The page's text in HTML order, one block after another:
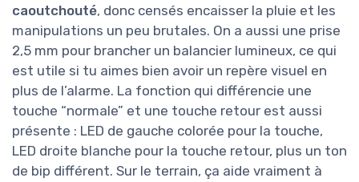
caoutchouté, donc censés encaisser la pluie et les
manipulations un peu brutales. On a aussi une prise
2,5 mm pour brancher un balancier lumineux, ce qui
est utile si tu aimes bien avoir un repère visuel en
plus de l’alarme. La fonction qui différencie une
touche “normale” et une touche retour est aussi
présente : LED de gauche colorée pour la touche,
LED droite blanche pour la touche retour, plus un ton
de bip différent. Sur le terrain, ça aide vraiment à